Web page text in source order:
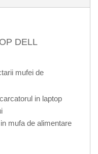
DELL
mufei de
in laptop
mufa de alimentare